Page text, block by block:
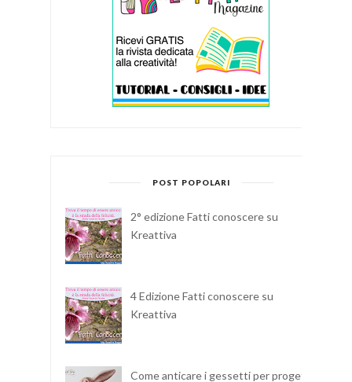
POST POPOLARI
2° edizione Fatti conoscere su
Kreattiva
4 Edizione Fatti conoscere su
Kreattiva
Come anticare i gessetti per progetti